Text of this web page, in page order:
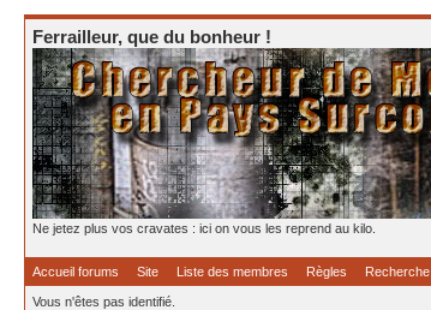
Ferrailleur, que du bonheur !
Ne jetez plus vos cravates : ici on vous les reprend au kilo.
Accueil forums Site Liste des membres Règles Recherche
Vous n'êtes pas identifié.